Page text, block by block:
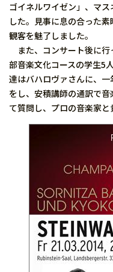
ゴイネルワイゼン」、マ
した。見事に息の合った
観客を魅了しました。
また、コンサート後に行
部音楽文化コースの学生5
達はバハロヴァさんに、
をし、安積講師の通訳で
て質問し、プロの音楽家と